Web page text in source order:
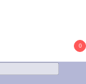
0